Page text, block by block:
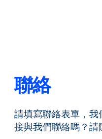
搜尋... ZH
更改語言
聯絡
請填寫聯絡表單，
接與我們聯絡嗎？請